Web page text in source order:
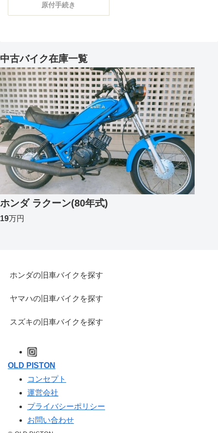
原付手続き
中古バイク在庫一覧
ホンダ ラクーン(80年式)
19万円
ホンダの旧車バイクを探す
ヤマハの旧車バイクを探す
スズキの旧車バイクを探す
OLD PISTON
コンセプト
運営会社
プライバシーポリシー
お問い合わせ